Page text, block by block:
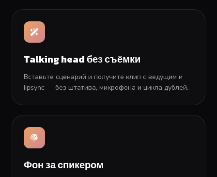
Talking head без съёмки
Вставьте сценарий и получите клип с ведущим и
lipsync — без штатива, микрофона и цикла дублей.
Фон за спикером